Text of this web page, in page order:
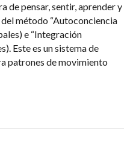
de pensar, sentir, aprender y
método “Autoconciencia
e “Integración
Este es un sistema de
patrones de movimiento